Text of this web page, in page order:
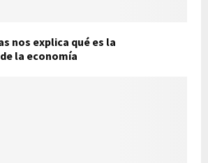
nos explica qué es la
la economía